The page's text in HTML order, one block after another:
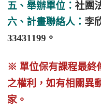
五、舉辦單位： 社團
六、 計畫聯絡人： 李
33431199。
※ 單位保有課程最終
之權利，如有相關異
家。